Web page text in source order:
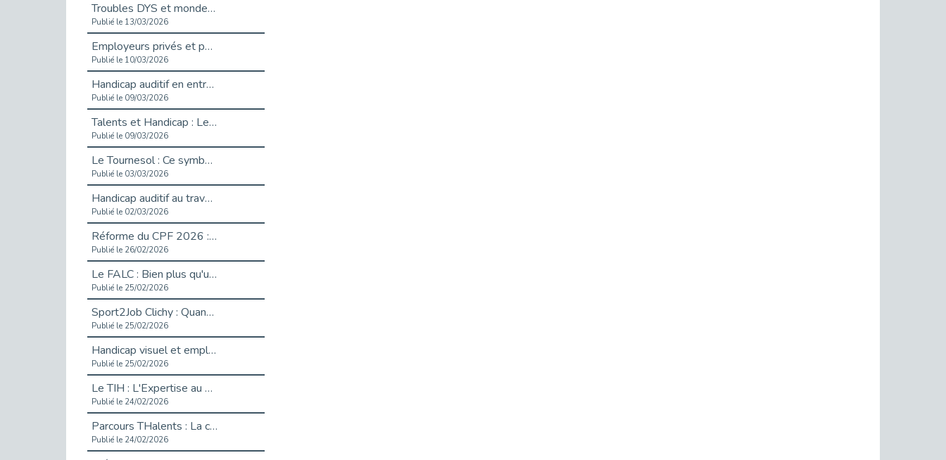
Troubles DYS et monde du travail : mieux comprendre pour mieux accompagner _ vidéo
Publié le 13/03/2026
Employeurs privés et publics : vigilance face aux démarchages liés à l’OETH en 2026
Publié le 10/03/2026
Handicap auditif en entreprise, aménagements pour sécuriser la communication - vidéo
Publié le 09/03/2026
Talents et Handicap : Le Top 10 des métiers plébiscités dans les Hauts-de-Seine
Publié le 09/03/2026
Le Tournesol : Ce symbole discret qui change la vie des personnes en situation de handicap invisible
Publié le 03/03/2026
Handicap auditif au travail : rendre l’invisible accessible
Publié le 02/03/2026
Réforme du CPF 2026 : Ce qui change ce printemps pour vos droits à la formation
Publié le 26/02/2026
Le FALC : Bien plus qu'une écriture, un levier d'inclusion
Publié le 25/02/2026
Sport2Job Clichy : Quand le terrain devient le plus beau des bureaux
Publié le 25/02/2026
Handicap visuel et emploi : lever les obstacles pour révéler les - vidéo
Publié le 25/02/2026
Le TIH : L'Expertise au Service de l'Inclusion
Publié le 24/02/2026
Parcours THalents : La complémentarité au service de l'Emploi.
Publié le 24/02/2026